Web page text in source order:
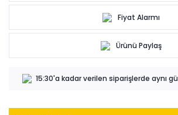
Fiyat Alarmı
Ürünü Paylaş
15:30'a kadar verilen siparişlerde aynı